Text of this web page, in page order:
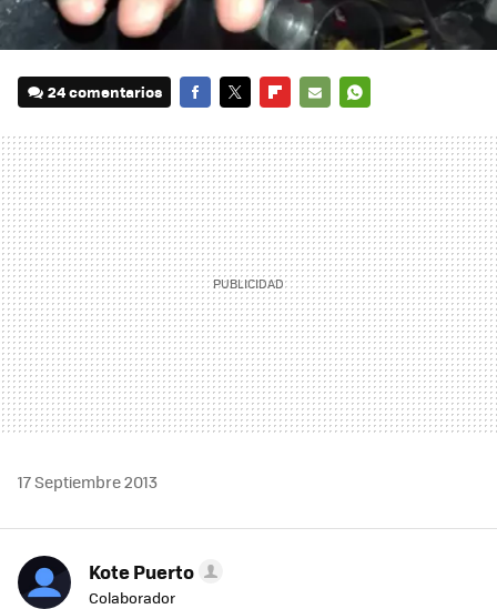
24 comentarios
MAIL
17 Septiembre 2013
Kote Puerto
Colaborador